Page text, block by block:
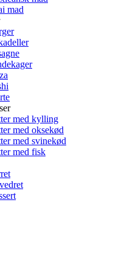
mad
med kylling
med oksekød
med svinekød
med fisk